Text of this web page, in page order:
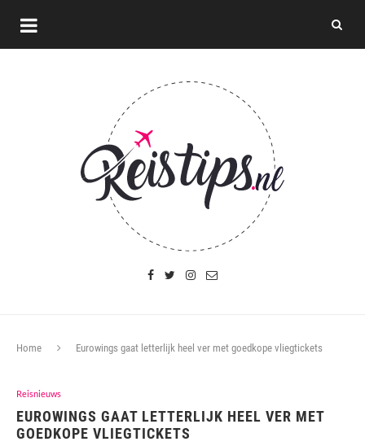
Home Eurowings gaat letterlijk heel ver met goedkope vliegtickets
Reisnieuws
EUROWINGS GAAT LETTERLIJK HEEL VER MET
GOEDKOPE VLIEGTICKETS